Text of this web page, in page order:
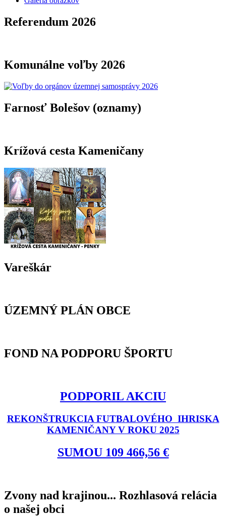
Referendum 2026
Komunálne voľby 2026
Farnosť Bolešov (oznamy)
Krížová cesta Kameničany
Vareškár
ÚZEMNÝ PLÁN OBCE
FOND NA PODPORU ŠPORTU
PODPORIL AKCIU
REKONŠTRUKCIA FUTBALOVÉHO IHRISKA
KAMENIČANY V ROKU 2025
SUMOU 109 466,56 €
Zvony nad krajinou... Rozhlasová relácia
o našej obci